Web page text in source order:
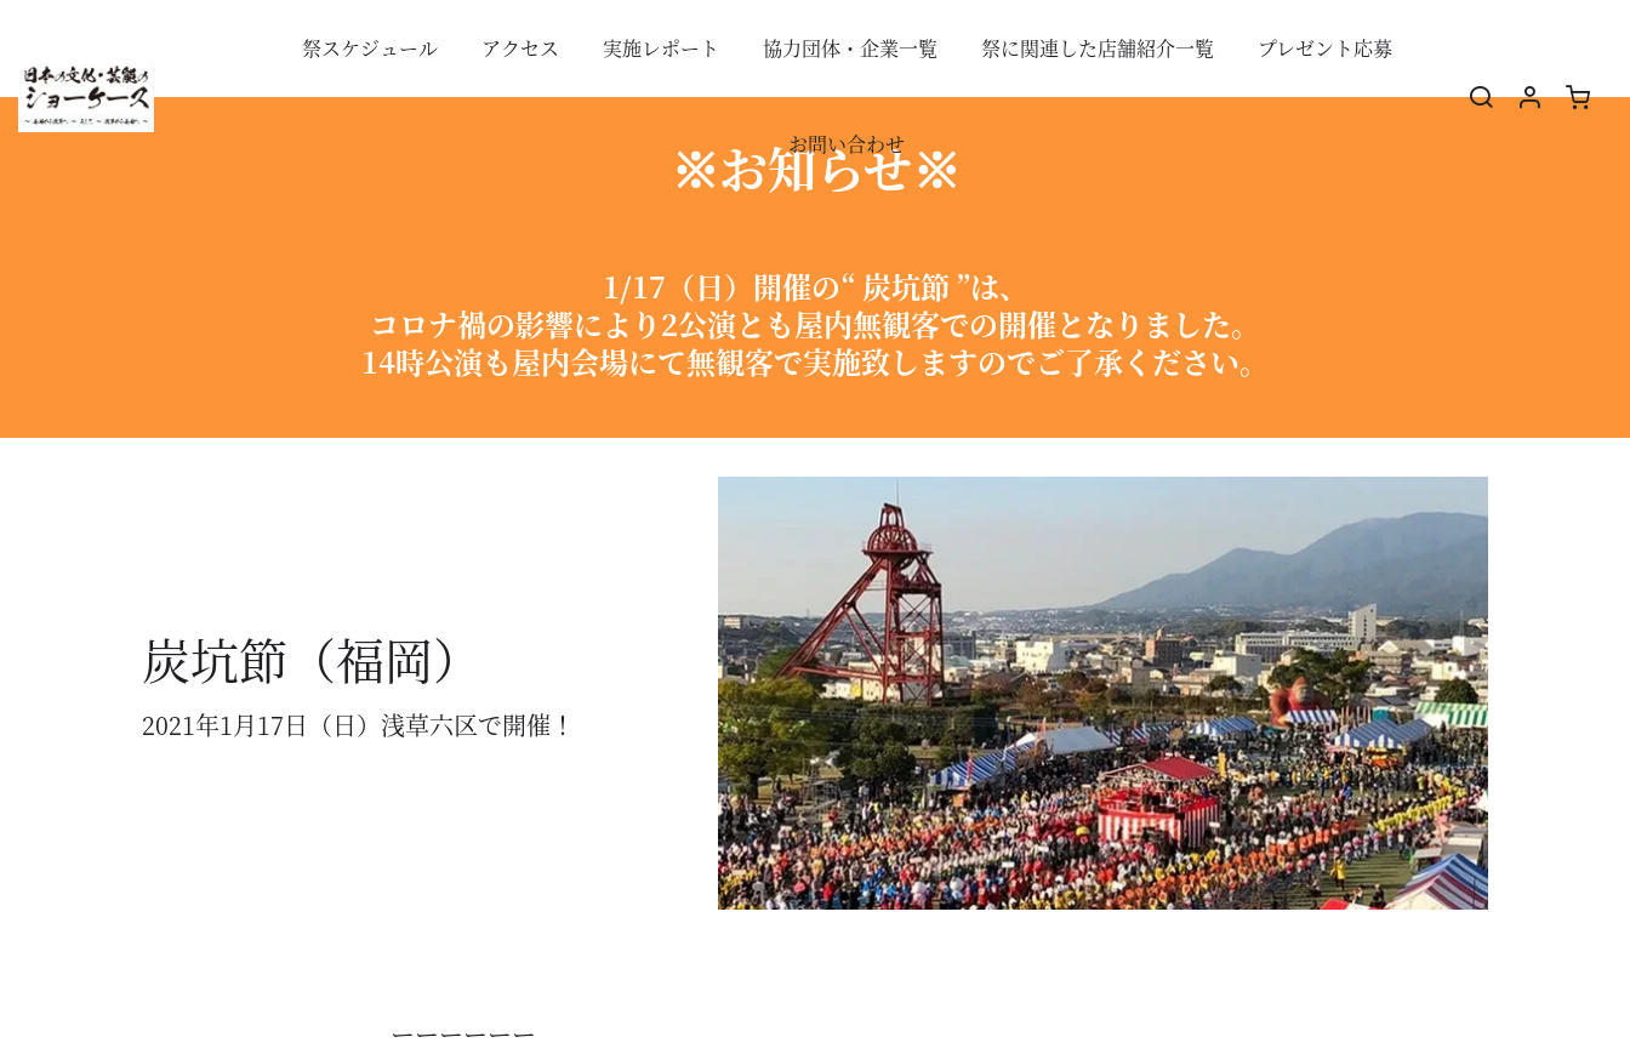
祭スケジュール
アクセス 実施レポート 協力団体・企業一覧 祭に関連した店舗紹介一覧 プレゼント応募
お問い合わせ
※お知らせ※
1/17（日）開催の“ 炭坑節 ”は、
コロナ禍の影響により2公演とも屋内無観客での開催となりました。
14時公演も屋内会場にて無観客で実施致しますのでご了承ください。
炭坑節（福岡）
2021年1月17日（日）浅草六区で開催！
ーーーーーー